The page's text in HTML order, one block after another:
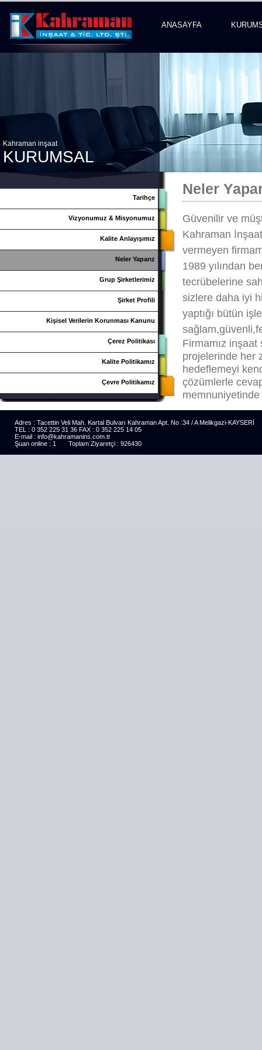
ANASAYFA
Kahraman inşaat
KURUMSAL
Tarihçe
Vizyonumuz & Misyonumuz
Kalite Anlayışımız
Neler Yaparız
Grup Şirketlerimiz
Şirket Profili
Kişisel Verilerin Korunması Kanunu
Çerez Politikası
Kalite Politikamız
Çevre Politikamız
Neler
Güvenilir ve
Kahraman
vermeyen
1989 yılından
tecrübelerine
sizlere daha iyi
yaptığı bütün
Firmamız inşaat
projelerinde her
hedeflemeyi
çözümlerle
memnuniyetinde
Adres : Tacettin Veli Mah. Kartal Bulvarı Kahraman Apt. No :34 / A Melikgazi-KAYSERİ
TEL : 0 352 225 31 36 FAX : 0 352 225 14 05
E-mail : info@kahramanins.com.tr
Şuan online : 1 Toplam Ziyaretçi : 926430